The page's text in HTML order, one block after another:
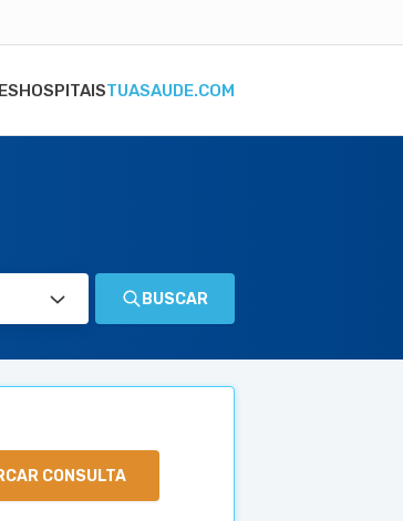
HOSPITAISTUASAUDE.COM
BUSCAR
CONSULTA